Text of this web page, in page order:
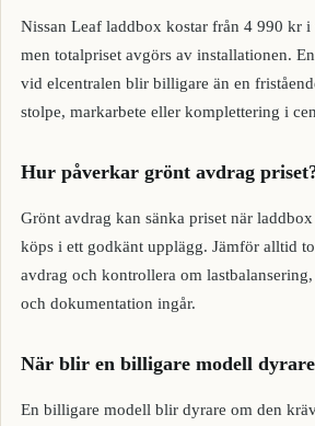
Nissan Leaf laddbox kostar från 4 990 kr i
men totalpriset avgörs av installationen.
vid elcentralen blir billigare än en
stolpe, markarbete eller komplettering i
Hur påverkar grönt avdrag
Grönt avdrag kan sänka priset när
köps i ett godkänt upplägg. Jämför alltid
avdrag och kontrollera om
och dokumentation ingår.
När blir en billigare modell
En billigare modell blir dyrare om den